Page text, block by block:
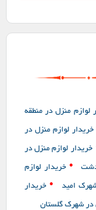
لوازم منزل در منطقه
خریدار لوازم منزل در
خریدار لوازم منزل در
• خریدار لوازم
امید • خریدار
در شهرک گلستان